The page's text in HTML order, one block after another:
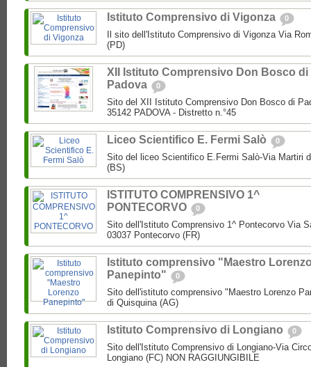
Istituto Comprensivo di Vigonza 0
Il sito dell'Istituto Comprensivo di Vigonza Via
(PD)
XII Istituto Comprensivo Don Bosco di
Padova
0
Sito del XII Istituto Comprensivo Don Bosco di
35142 PADOVA - Distretto n.°45
Liceo Scientifico E. Fermi Salò 0
Sito del liceo Scientifico E.Fermi Salò-Via Martiri
(BS)
ISTITUTO COMPRENSIVO 1^
PONTECORVO
0
Sito dell'Istituto Comprensivo 1^ Pontecorvo Via
03037 Pontecorvo (FR)
Istituto comprensivo "Maestro
Panepinto"
0
Sito dell'istituto comprensivo "Maestro Lorenzo
di Quisquina (AG)
Istituto Comprensivo di Longiano 0
Sito dell'Istituto Comprensivo di Longiano-Via
Longiano (FC) NON RAGGIUNGIBILE